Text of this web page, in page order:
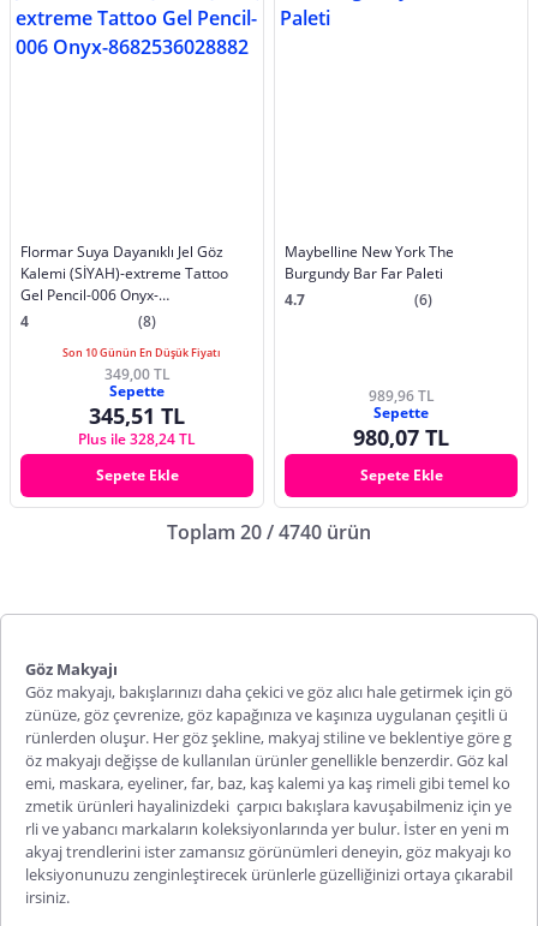
Flormar Suya Dayanıklı Jel Göz
Kalemi (SİYAH)-extreme Tattoo
Gel Pencil-006 Onyx-
8682536028882
4 (8)
Son 10 Günün En Düşük Fiyatı
349,00 TL
Sepette
345,51 TL
Plus ile 328,24 TL
Sepete Ekle
Maybelline New York The
Burgundy Bar Far Paleti
4.7
(6)
989,96 TL
Sepette
980,07 TL
Sepete Ekle
Toplam 20 / 4740 ürün
Göz Makyajı
Göz makyajı, bakışlarınızı daha çekici ve göz alıcı hale getirmek için gö
zünüze, göz çevrenize, göz kapağınıza ve kaşınıza uygulanan çeşitli ü
rünlerden oluşur. Her göz şekline, makyaj stiline ve beklentiye göre g
öz makyajı değişse de kullanılan ürünler genellikle benzerdir. Göz kal
emi, maskara, eyeliner, far, baz, kaş kalemi ya kaş rimeli gibi temel ko
zmetik ürünleri hayalinizdeki çarpıcı bakışlara kavuşabilmeniz için ye
rli ve yabancı markaların koleksiyonlarında yer bulur. İster en yeni m
akyaj trendlerini ister zamansız görünümleri deneyin, göz makyajı ko
leksiyonunuzu zenginleştirecek ürünlerle güzelliğinizi ortaya çıkarabil
irsiniz.